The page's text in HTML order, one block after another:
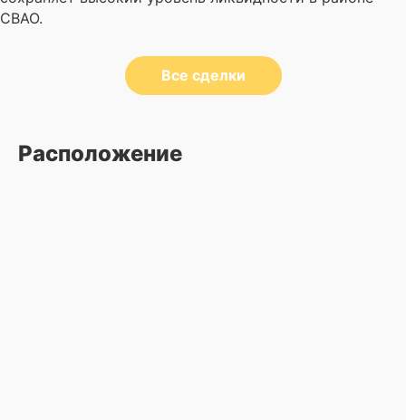
СВАО.
Все сделки
Расположение